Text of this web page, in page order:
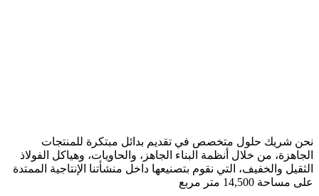
نحن شريك حلول متخصص في تقديم بدائل مبتكرة للمنتجات
الجاهزة، من خلال أنظمة البناء الجاهز، والحاويات، وهياكل الفولاذ
الثقيل والخفيف، التي نقوم بتصنيعها داخل منشأتنا الإنتاجية الممتدة
على مساحة 14,500 متر مربع